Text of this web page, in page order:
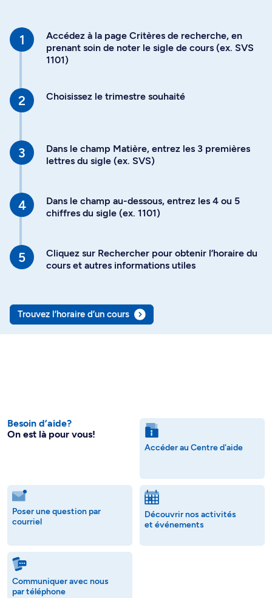
Accédez à la page Critères de recherche, en
prenant soin de noter le sigle de cours (ex. SVS
1101)
Choisissez le trimestre souhaité
Dans le champ Matière, entrez les 3 premières
lettres du sigle (ex. SVS)
Dans le champ au-dessous, entrez les 4 ou 5
chiffres du sigle (ex. 1101)
Cliquez sur Rechercher pour obtenir l’horaire du
cours et autres informations utiles
Trouvez l’horaire d’un cours
Besoin d’aide?
On est là pour vous!
Accéder au Centre d'aide
Poser une question par
courriel
Découvrir nos activités
et événements
Communiquer avec nous
par téléphone